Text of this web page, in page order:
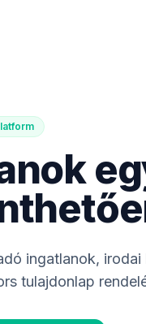
ingatlanok,
tulajdonlap